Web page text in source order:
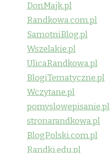
DonMajk.pl
Randkowa.com.pl
SamotniBlog.pl
Wszelakie.pl
UlicaRandkowa.pl
BlogiTematyczne.pl
Wczytane.pl
pomyslowepisanie.pl
stronarandkowa.pl
BlogPolski.com.pl
Randki.edu.pl